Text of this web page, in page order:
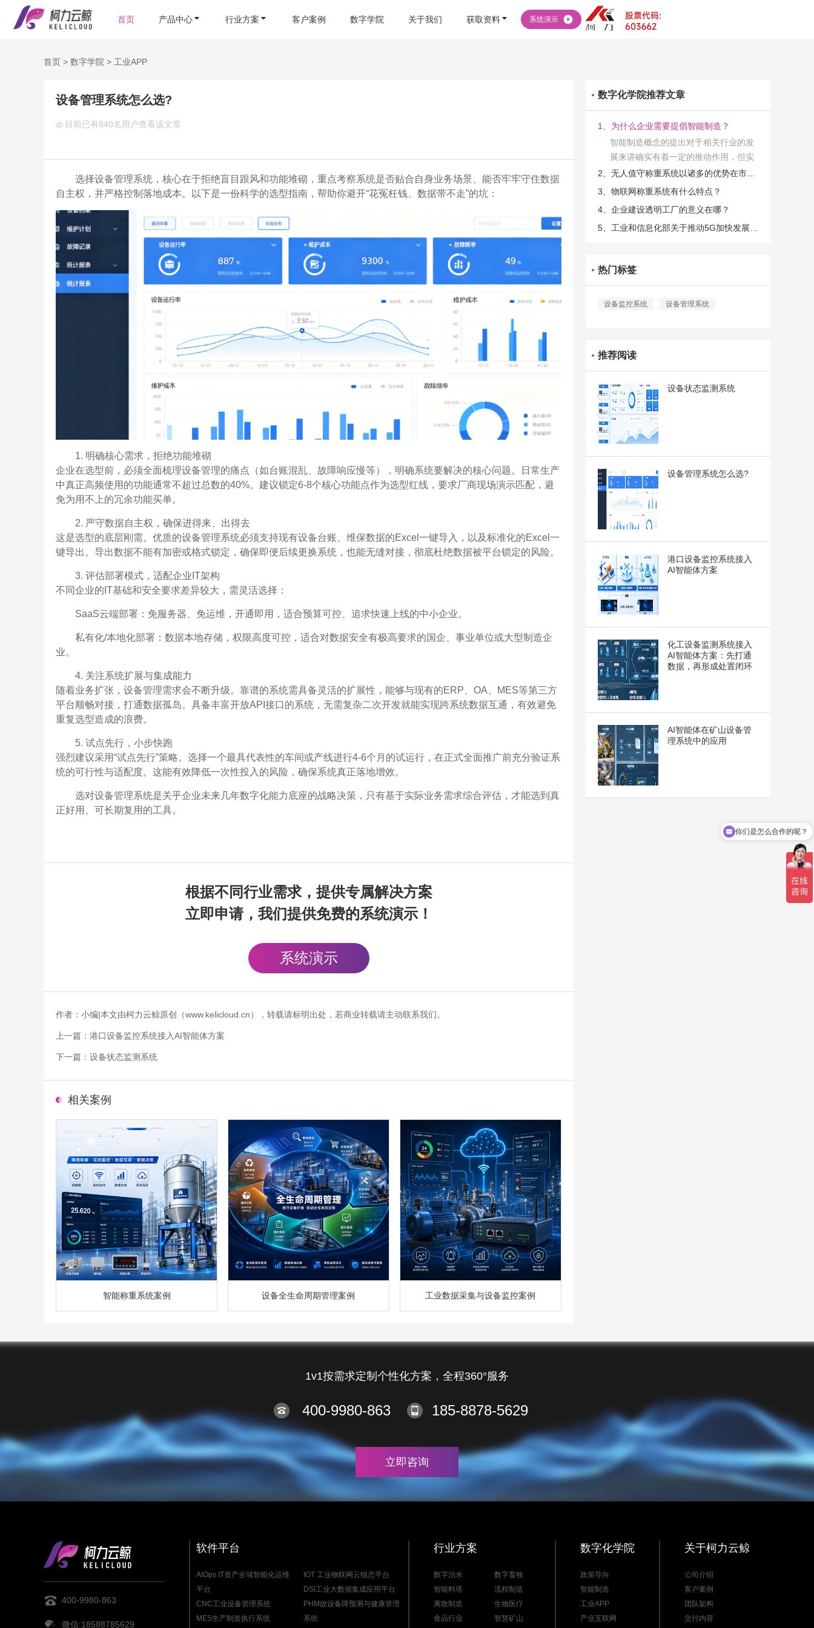
首页 产品中心 行业方案 客户案例 数字学院 关于我们 获取资料 系统演示
首页 > 数字学院 > 工业APP
设备管理系统怎么选?
目前已有840名用户查看该文章
选择设备管理系统，核心在于拒绝盲目跟风和功能堆砌，重点考察系统是否贴合自身业务场景、能否牢牢守住数据
自主权，并严格控制落地成本。以下是一份科学的选型指南，帮助你避开“花冤枉钱、数据带不走”的坑：
1. 明确核心需求，拒绝功能堆砌
企业在选型前，必须全面梳理设备管理的痛点（如台账混乱、故障响应慢等），明确系统要解决的核心问题。日常生产
中真正高频使用的功能通常不超过总数的40%。建议锁定6-8个核心功能点作为选型红线，要求厂商现场演示匹配，避
免为用不上的冗余功能买单。
2. 严守数据自主权，确保进得来、出得去
这是选型的底层刚需。优质的设备管理系统必须支持现有设备台账、维保数据的Excel一键导入，以及标准化的Excel一
键导出。导出数据不能有加密或格式锁定，确保即便后续更换系统，也能无缝对接，彻底杜绝数据被平台锁定的风险。
3. 评估部署模式，适配企业IT架构
不同企业的IT基础和安全要求差异较大，需灵活选择：
SaaS云端部署：免服务器、免运维，开通即用，适合预算可控、追求快速上线的中小企业。
私有化/本地化部署：数据本地存储，权限高度可控，适合对数据安全有极高要求的国企、事业单位或大型制造企
业。
4. 关注系统扩展与集成能力
随着业务扩张，设备管理需求会不断升级。靠谱的系统需具备灵活的扩展性，能够与现有的ERP、OA、MES等第三方
平台顺畅对接，打通数据孤岛。具备丰富开放API接口的系统，无需复杂二次开发就能实现跨系统数据互通，有效避免
重复选型造成的浪费。
5. 试点先行，小步快跑
强烈建议采用“试点先行”策略。选择一个最具代表性的车间或产线进行4-6个月的试运行，在正式全面推广前充分验证系
统的可行性与适配度。这能有效降低一次性投入的风险，确保系统真正落地增效。
选对设备管理系统是关乎企业未来几年数字化能力底座的战略决策，只有基于实际业务需求综合评估，才能选到真
正好用、可长期复用的工具。
根据不同行业需求，提供专属解决方案
立即申请，我们提供免费的系统演示！
系统演示
作者：小编|本文由柯力云鲸原创（www.kelicloud.cn），转载请标明出处，若商业转载请主动联系我们。
上一篇： 港口设备监控系统接入AI智能体方案
下一篇： 设备状态监测系统
相关案例
智能称重系统案例 设备全生命周期管理案例 工业数据采集与设备监控案例
数字化学院推荐文章
1、为什么企业需要提倡智能制造？
智能制造概念的提出对于相关行业的发
展来讲确实有着一定的推动作用，但实
际上在工业发展的过程当中，能够推动
相关产业发展的具体结束是非常的多
3、物联网称重系统有什么特点？
4、企业建设透明工厂的意义在哪？
热门标签
设备监控系统 设备管理系统
推荐阅读
设备状态监测系统
设备管理系统怎么选?
港口设备监控系统接入
AI智能体方案
化工设备监测系统接入
AI智能体方案：先打通
数据，再形成处置闭环
AI智能体在矿山设备管
理系统中的应用
1v1按需求定制个性化方案，全程360°服务
400-9980-863 185-8878-5629
立即咨询
400-9980-863
微信:18588785629
软件平台
IOT 工业物联网云组态平台
AIOps IT资产全域智能化运维
平台
DSI工业大数据集成应用平台
CNC工业设备管理系统
PHM故设备障预测与健康管理
系统
MES生产制造执行系统
行业方案
数字治水
数字畜牧
智能料塔
流程制造
离散制造
生物医疗
食品行业
智慧矿山
数字化学院
政策导向
智能制造
工业APP
产业互联网
关于柯力云鲸
公司介绍
客户案例
团队架构
交付内容
你们是怎么合作的呢？